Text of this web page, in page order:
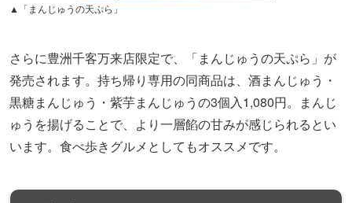
▲「まんじゅうの天ぷら」
さらに豊洲千客万来店限定で、「まんじゅうの天ぷら」が
発売されます。持ち帰り専用の同商品は、酒まんじゅう・
黒糖まんじゅう・紫芋まんじゅうの3個入1,080円。まんじ
ゅうを揚げることで、より一層餡の甘みが感じられるとい
います。食べ歩きグルメとしてもオススメです。